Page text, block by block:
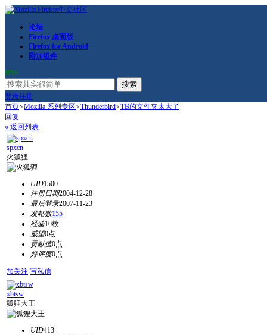
论坛
Firefox 桌面版
Firefox for Android
附加组件
RSS
搜索
登录注册
首页>Mozilla 系列专区>Thunderbird>TB的文件夹太大了
回复
« 返回列表
spxcn
火狐狸
UID1500
注册日期2004-12-28
最后登录2007-11-23
发帖数155
经验10枚
威望0点
贡献值0点
好评度0点
加关注 写私信
xbtsw
狐狸大王
UID413